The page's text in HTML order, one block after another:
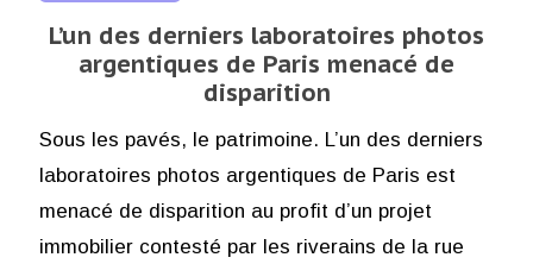
L’un des derniers laboratoires photos
argentiques de Paris menacé de
disparition
Sous les pavés, le patrimoine. L’un des derniers
laboratoires photos argentiques de Paris est
menacé de disparition au profit d’un projet
immobilier contesté par les riverains de la rue